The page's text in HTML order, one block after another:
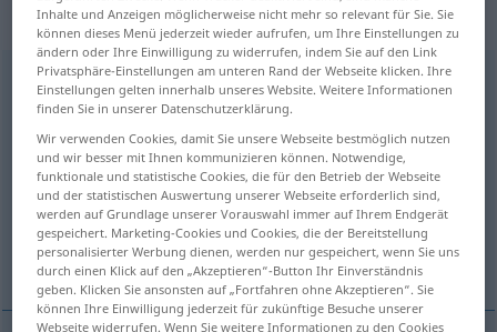
„sinistre“: adjectif (qualificatif)
sinistre [sinistʀ]adj
Übersicht aller Übersetzungen
(Für mehr Details die Übersetzung anklicken/antippen)
unheimlich, düster, Unheil verkündend
Weitere Beispiele...
Inhalte und Anzeigen möglicherweise nicht mehr so relevant für Sie. Sie
können dieses Menü jederzeit wieder aufrufen, um Ihre Einstellungen zu
ändern oder Ihre Einwilligung zu widerrufen, indem Sie auf den Link
Privatsphäre-Einstellungen am unteren Rand der Webseite klicken. Ihre
Einstellungen gelten innerhalb unseres Website. Weitere Informationen
finden Sie in unserer Datenschutzerklärung.
Wir verwenden Cookies, damit Sie unsere Webseite bestmöglich nutzen
und wir besser mit Ihnen kommunizieren können. Notwendige,
funktionale und statistische Cookies, die für den Betrieb der Webseite
und der statistischen Auswertung unserer Webseite erforderlich sind,
werden auf Grundlage unserer Vorauswahl immer auf Ihrem Endgerät
gespeichert. Marketing-Cookies und Cookies, die der Bereitstellung
personalisierter Werbung dienen, werden nur gespeichert, wenn Sie uns
durch einen Klick auf den „Akzeptieren“-Button Ihr Einverständnis
geben. Klicken Sie ansonsten auf „Fortfahren ohne Akzeptieren“. Sie
können Ihre Einwilligung jederzeit für zukünftige Besuche unserer
Webseite widerrufen. Wenn Sie weitere Informationen zu den Cookies